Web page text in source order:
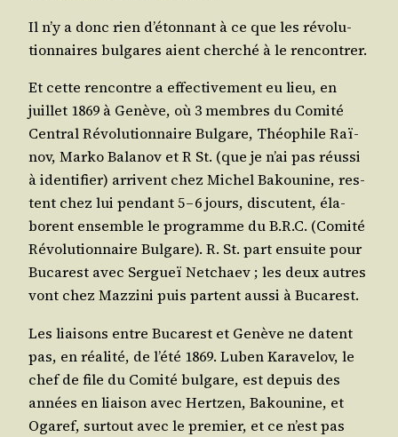
Il n’y a donc rien d’é­ton­nant à ce que les révo­lu­
tion­naires bul­gares aient cher­ché à le rencontrer.
Et cette ren­contre a effec­ti­ve­ment eu lieu, en
juillet 1869 à Genève, où 3 membres du Comi­té
Cen­tral Révo­lu­tion­naire Bul­gare, Théo­phile Raï­
nov, Mar­ko Bala­nov et R St. (que je n’ai pas réus­si
à iden­ti­fier) arrivent chez Michel Bakou­nine, res­
tent chez lui pen­dant 5 – 6 jours, dis­cutent, éla­
borent ensemble le pro­gramme du B.R.C. (Comi­té
Révo­lu­tion­naire Bul­gare). R. St. part ensuite pour
Buca­rest avec Ser­gueï Net­chaev ; les deux autres
vont chez Maz­zi­ni puis partent aus­si à Bucarest.
Les liai­sons entre Buca­rest et Genève ne datent
pas, en réa­li­té, de l’é­té 1869. Luben Kara­ve­lov, le
chef de file du Comi­té bul­gare, est depuis des
années en liai­son avec Hert­zen, Bakou­nine, et
Oga­ref, sur­tout avec le pre­mier, et ce n’est pas